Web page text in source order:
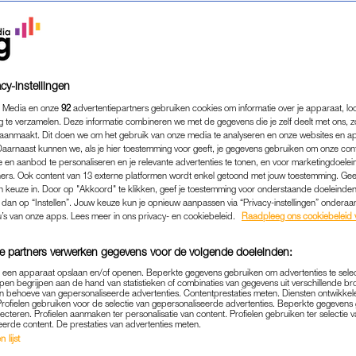
BEVIEL AL NA 24
‘ZE WAS ZO
FRAGIEL’
PERSOONLIJK|LINDA.
04-01-2019 | VERENA VERHOEVEN
miskramen voor de derde keer zwanger. De
instellingen
en onze 92 advertentiepartners gebruiken cookies om informatie over je apparaat,
te verzamelen. Deze informatie combineren we met de gegevens die je zelf deelt met ons,
Dit doen we om het gebruik van onze media te analyseren en onze websites en
kunnen we, als je hier toestemming voor geeft, je gegevens gebruiken om onze
en aanbod te personaliseren en je relevante advertenties te tonen, en voor
Ook content van 13 externe platformen wordt enkel getoond met jouw toestemming.
keuze in. Door op "Akkoord" te klikken, geef je toestemming voor onderstaande
op “Instellen”. Jouw keuze kun je opnieuw aanpassen via “Privacy-instellingen”
van onze apps. Lees meer in ons privacy- en cookiebeleid.
Raadpleeg ons cookiebeleid
partners verwerken gegevens voor de volgende doeleinden:
apparaat opslaan en/of openen. Beperkte gegevens gebruiken om advertenties te
begrijpen aan de hand van statistieken of combinaties van gegevens uit verschillende
behoeve van gepersonaliseerde advertenties. Contentprestaties meten. Diensten
gebruiken voor de selectie van gepersonaliseerde advertenties. Beperkte
Profielen aanmaken ter personalisatie van content. Profielen gebruiken ter selectie
content. De prestaties van advertenties meten.
lijst